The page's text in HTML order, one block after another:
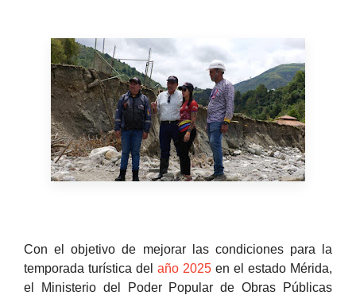
Con el objetivo de mejorar las condiciones para la
temporada turística del año 2025 en el estado Mérida,
el Ministerio del Poder Popular de Obras Públicas